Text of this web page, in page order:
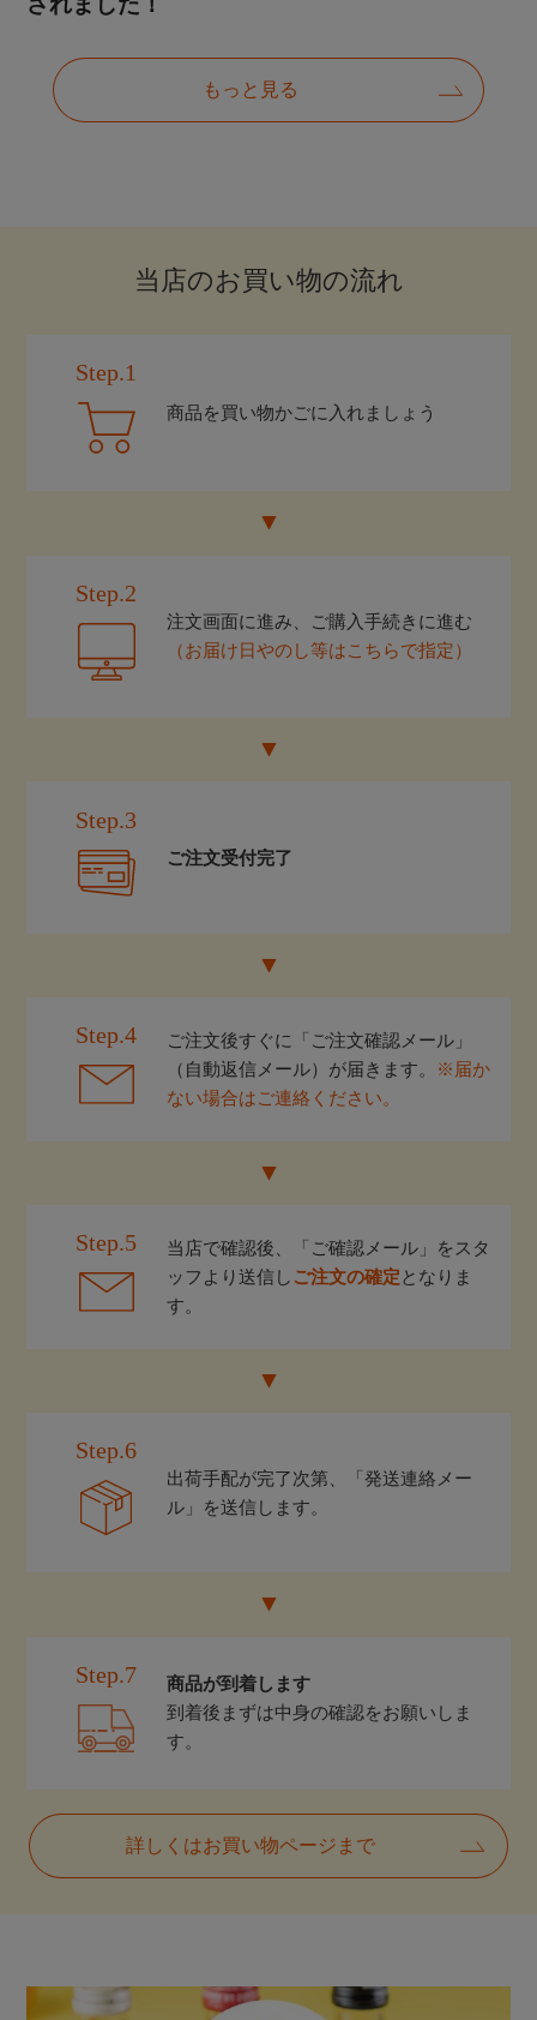
当店のお買い物の流れ
Step.1
商品を買い物かごに入れましょう
Step.2
注文画面に進み、ご購入手続きに進む
（お届け日やのし等はこちらで指定）
Step.3
ご注文受付完了
Step.4
ご注文後すぐに「ご注文確認メール」
（自動返信メール）が届きます。
※届か
ない場合はご連絡ください。
Step.5
当店で確認後、「ご確認メール」をスタ
ッフより送信し ご注文の確定となりま
す。
Step.6
出荷手配が完了次第、「発送連絡メー
ル」を送信します。
Step.7
商品が到着します
到着後まずは中身の確認をお願いしま
す。
詳しくはお買い物ページまで